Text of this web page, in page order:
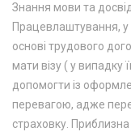
Знання мови та
Працевлаштування, у
основі трудового
мати візу ( у випадку
допомогти із
перевагою, адже
страховку.